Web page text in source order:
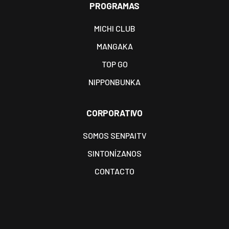
PROGRAMAS
MICHI CLUB
MANGAKA
TOP GO
NIPPONBUNKA
CORPORATIVO
SOMOS SENPAITV
SINTONÍZANOS
CONTACTO